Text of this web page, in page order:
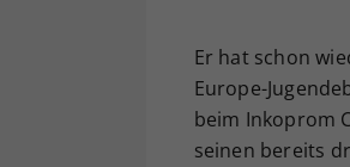
Er hat schon
Europe-
beim Inkoprom
seinen bereits